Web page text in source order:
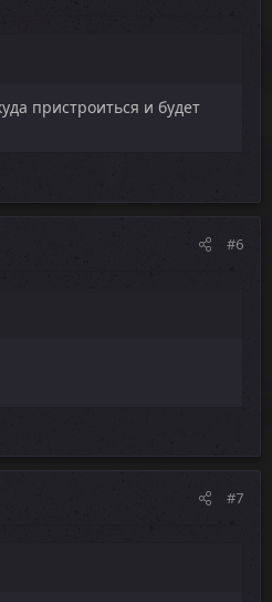
пристроиться и будет
#6
#7